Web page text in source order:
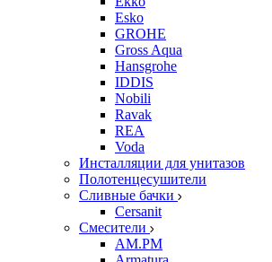
Esko
GROHE
Gross Aqua
Hansgrohe
IDDIS
Nobili
Ravak
REA
Voda
Инсталляции для унитазов
Полотенцесушители
Сливные бачки
Cersanit
Смесители
AM.PM